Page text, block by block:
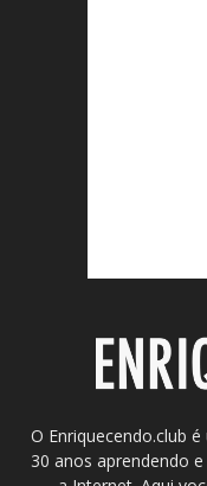
O Enriquecendo.club
30 anos aprendendo